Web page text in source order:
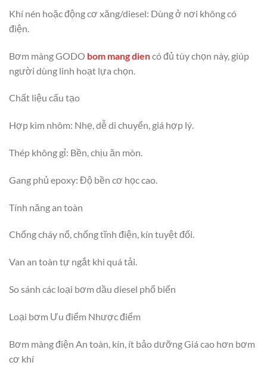
Khí nén hoặc động cơ xăng/diesel: Dùng ở nơi không có
điện.
Bơm màng GODO bom mang diencó đủ tùy chọn này, giúp
người dùng linh hoạt lựa chọn.
Chất liệu cấu tạo
Hợp kim nhôm: Nhẹ, dễ di chuyển, giá hợp lý.
Thép không gỉ: Bền, chịu ăn mòn.
Gang phủ epoxy: Độ bền cơ học cao.
Tính năng an toàn
Chống cháy nổ, chống tĩnh điện, kín tuyệt đối.
Van an toàn tự ngắt khi quá tải.
So sánh các loại bơm dầu diesel phổ biến
Loại bơm Ưu điểm Nhược điểm
Bơm màng điện An toàn, kín, ít bảo dưỡng Giá cao hơn bơm
cơ khí